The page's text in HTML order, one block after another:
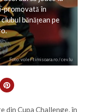
promovată în
bănățean pe
Foto: volei-timisoara.ro / cev.lu
din Cupa Challenge, în